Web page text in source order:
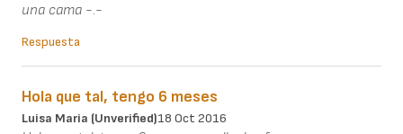
una cama -.-
Respuesta
Hola que tal, tengo 6 meses
Luisa Maria (unverified)18 Oct 2016